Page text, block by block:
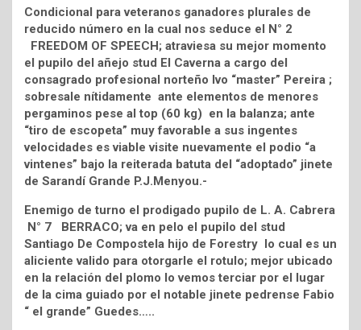
Condicional para veteranos ganadores plurales de
reducido número en la cual nos seduce el N° 2
FREEDOM OF SPEECH; atraviesa su mejor momento
el pupilo del añejo stud El Caverna a cargo del
consagrado profesional norteño Ivo “master” Pereira ;
sobresale nítidamente ante elementos de menores
pergaminos pese al top (60 kg) en la balanza; ante
“tiro de escopeta” muy favorable a sus ingentes
velocidades es viable visite nuevamente el podio “a
vintenes” bajo la reiterada batuta del “adoptado” jinete
de Sarandí Grande P.J.Menyou.-
Enemigo de turno el prodigado pupilo de L. A. Cabrera
N° 7 BERRACO; va en pelo el pupilo del stud
Santiago De Compostela hijo de Forestry lo cual es un
aliciente valido para otorgarle el rotulo; mejor ubicado
en la relación del plomo lo vemos terciar por el lugar
de la cima guiado por el notable jinete pedrense Fabio
“ el grande” Guedes…..